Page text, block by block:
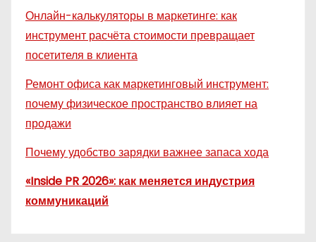
Онлайн-калькуляторы в маркетинге: как
инструмент расчёта стоимости превращает
посетителя в клиента
Ремонт офиса как маркетинговый инструмент:
почему физическое пространство влияет на
продажи
Почему удобство зарядки важнее запаса хода
«Inside PR 2026»: как меняется индустрия
коммуникаций